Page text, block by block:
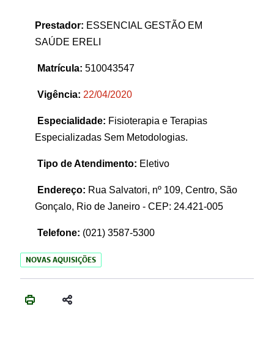
Prestador: ESSENCIAL GESTÃO EM
SAÚDE ERELI
Matrícula: 510043547
Vigência: 22/04/2020
Especialidade: Fisioterapia e Terapias
Especializadas Sem Metodologias.
Tipo de Atendimento: Eletivo
Endereço: Rua Salvatori, nº 109, Centro, São
Gonçalo, Rio de Janeiro - CEP: 24.421-005
Telefone: (021) 3587-5300
NOVAS AQUISIÇÕES